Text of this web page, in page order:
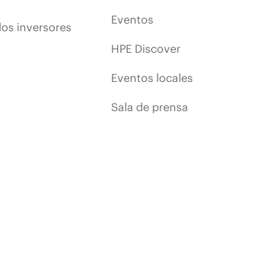
inversores
Eventos
HPE Discover
Eventos locales
Sala de prensa